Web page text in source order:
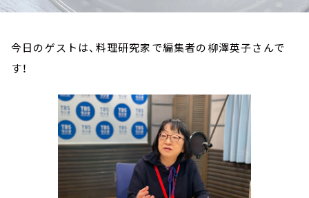
今日のゲストは、料理研究家で編集者の柳澤英子さんで
す！